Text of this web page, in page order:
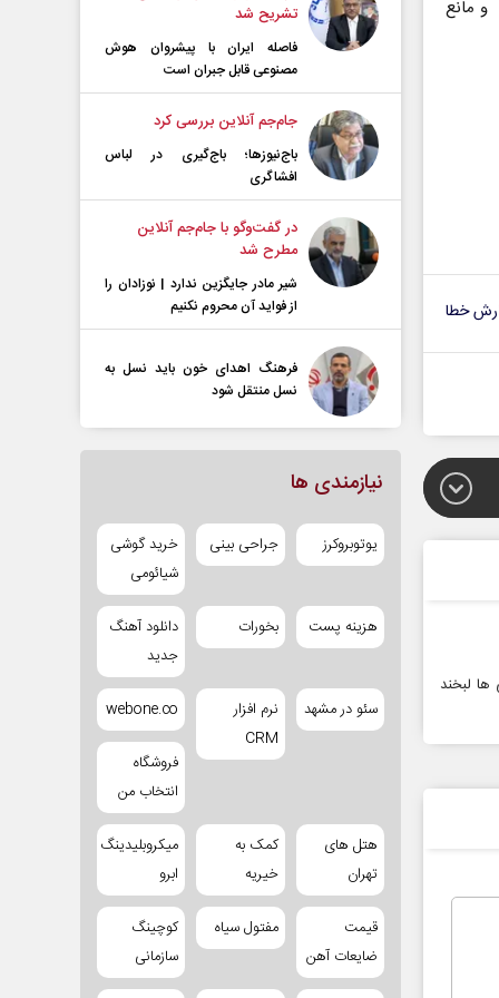
و مانع
خطا
ها لبخند
تشریح شد
فاصله ایران با پیشرو‌ان هوش
مصنوعی قابل جبران است
جام‌جم آنلاین بررسی کرد
باج‌نیوزها؛ باج‌گیری در لباس
افشاگری
در گفت‌و‌گو با جام‌جم آنلاین
مطرح شد
شیر مادر جایگزین ندارد | نوزادان را
از فواید آن محروم نکنیم
فرهنگ اهدای خون باید نسل به
نسل منتقل شود
نیازمندی ها
یوتوبروکرز جراحی بینی
خرید گوشی
شیائومی
هزینه پست بخورات
دانلود آهنگ
جدید
سئو در مشهد
نرم افزار
CRM
webone.co
فروشگاه
انتخاب من
هتل های
تهران
کمک به
خیریه
میکروبلیدینگ
ابرو
قیمت
ضایعات آهن
مفتول سیاه
کوچینگ
سازمانی